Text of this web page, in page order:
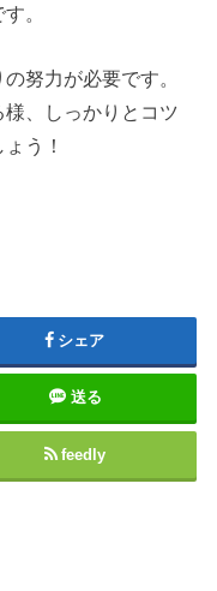
。
努力が必要です。
、しっかりとコツ
う！
シェア
送る
feedly